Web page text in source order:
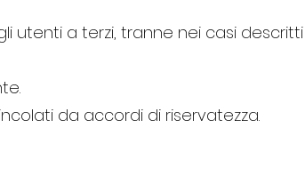
utenti a terzi, tranne nei casi descritti
da accordi di riservatezza.